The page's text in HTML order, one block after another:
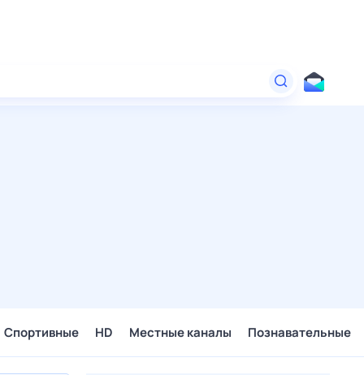
Спортивные HD Местные каналы Познавательные